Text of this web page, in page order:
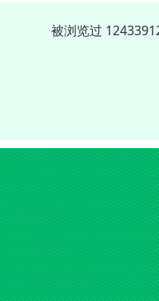
被浏览过